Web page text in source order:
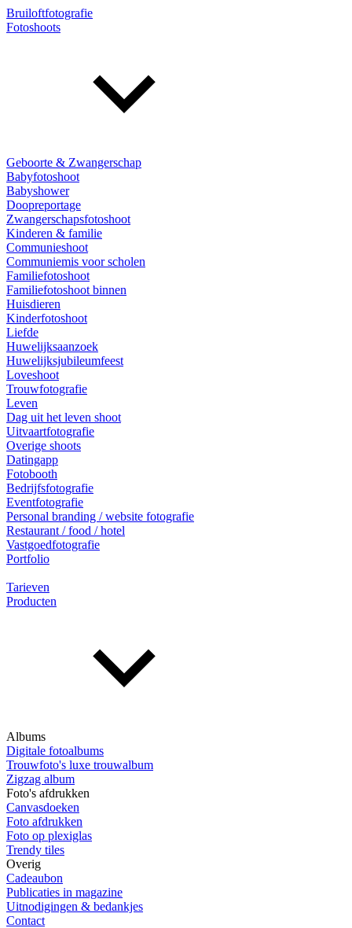
Bruiloftfotografie
Fotoshoots
Geboorte & Zwangerschap
Babyfotoshoot
Babyshower
Doopreportage
Zwangerschapsfotoshoot
Kinderen & familie
Communieshoot
Communiemis voor scholen
Familiefotoshoot
Familiefotoshoot binnen
Huisdieren
Kinderfotoshoot
Liefde
Huwelijksaanzoek
Huwelijksjubileumfeest
Loveshoot
Trouwfotografie
Leven
Dag uit het leven shoot
Uitvaartfotografie
Overige shoots
Datingapp
Fotobooth
Bedrijfsfotografie
Eventfotografie
Personal branding / website fotografie
Restaurant / food / hotel
Vastgoedfotografie
Portfolio
Tarieven
Producten
Albums
Digitale fotoalbums
Trouwfoto's luxe trouwalbum
Zigzag album
Foto's afdrukken
Canvasdoeken
Foto afdrukken
Foto op plexiglas
Trendy tiles
Overig
Cadeaubon
Publicaties in magazine
Uitnodigingen & bedankjes
Contact